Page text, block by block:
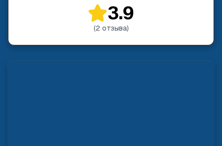
3.9
(2 отзыва)